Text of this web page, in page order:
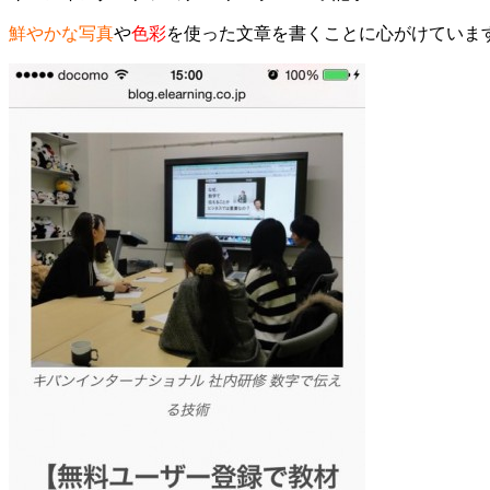
鮮やかな写真や色彩を使った文章を書くことに心がけていま